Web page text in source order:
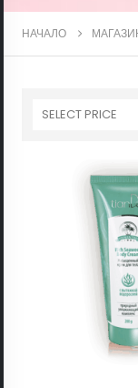
НАЧАЛО
SELECT PRICE